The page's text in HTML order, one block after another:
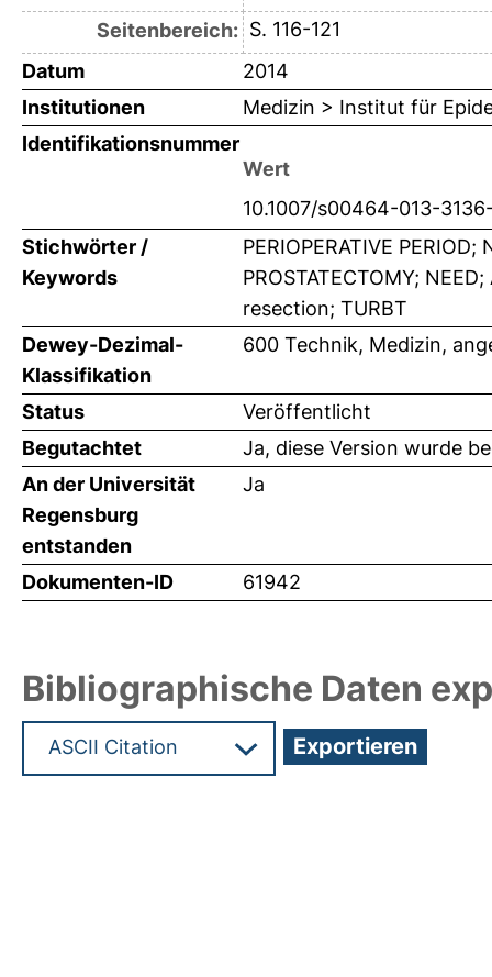
Seitenbereich: S. 116-121
Datum
2014
Institutionen
Medizin > Institut für
Identifikationsnummer
Wert
10.1007/s00464-013-
Stichwörter /
Keywords
PERIOPERATIVE PERIOD;
PROSTATECTOMY;
resection; TURBT
Dewey-Dezimal-
Klassifikation
600 Technik, Medizin,
Status
Veröffentlicht
Begutachtet
Ja, diese Version wurde
An der Universität
Regensburg
entstanden
Ja
Dokumenten-ID 61942
Bibliographische Daten